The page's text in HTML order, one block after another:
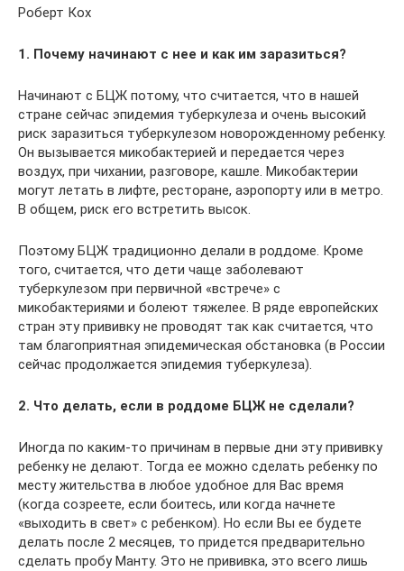
Роберт Кох
1. Почему начинают с нее и как им заразиться?
Начинают с БЦЖ потому, что считается, что в нашей
стране сейчас эпидемия туберкулеза и очень высокий
риск заразиться туберкулезом новорожденному ребенку.
Он вызывается микобактерией и передается через
воздух, при чихании, разговоре, кашле. Микобактерии
могут летать в лифте, ресторане, аэропорту или в метро.
В общем, риск его встретить высок.
Поэтому БЦЖ традиционно делали в роддоме. Кроме
того, считается, что дети чаще заболевают
туберкулезом при первичной «встрече» с
микобактериями и болеют тяжелее. В ряде европейских
стран эту прививку не проводят так как считается, что
там благоприятная эпидемическая обстановка (в России
сейчас продолжается эпидемия туберкулеза).
2. Что делать, если в роддоме БЦЖ не сделали?
Иногда по каким-то причинам в первые дни эту прививку
ребенку не делают. Тогда ее можно сделать ребенку по
месту жительства в любое удобное для Вас время
(когда созреете, если боитесь, или когда начнете
«выходить в свет» с ребенком). Но если Вы ее будете
делать после 2 месяцев, то придется предварительно
сделать пробу Манту. Это не прививка, это всего лишь